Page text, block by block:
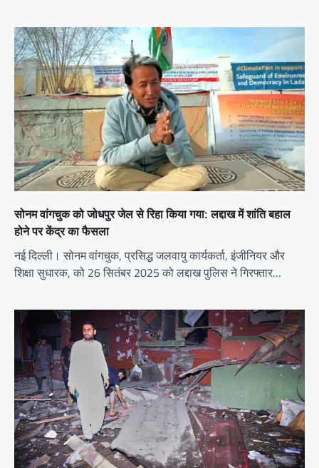
सोनम वांगचुक को जोधपुर जेल से रिहा किया गया: लद्दाख में शांति बहाल
होने पर केंद्र का फैसला
नई दिल्ली। सोनम वांगचुक, प्रसिद्ध जलवायु कार्यकर्ता, इंजीनियर और
शिक्षा सुधारक, को 26 सितंबर 2025 को लद्दाख पुलिस ने गिरफ्तार…